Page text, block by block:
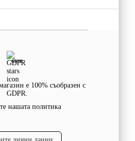
GDPR
е 100% съобразен с
GDPR.
нашата политика